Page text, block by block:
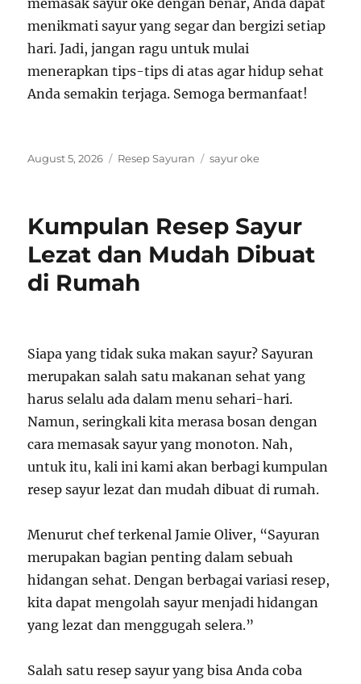
memasak sayur oke dengan benar, Anda dapat
menikmati sayur yang segar dan bergizi setiap
hari. Jadi, jangan ragu untuk mulai
menerapkan tips-tips di atas agar hidup sehat
Anda semakin terjaga. Semoga bermanfaat!
Posted
August 5, 2026 Categories
Resep Sayuran Tags
sayur oke
Kumpulan Resep Sayur
Lezat dan Mudah Dibuat
di Rumah
Siapa yang tidak suka makan sayur? Sayuran
merupakan salah satu makanan sehat yang
harus selalu ada dalam menu sehari-hari.
Namun, seringkali kita merasa bosan dengan
cara memasak sayur yang monoton. Nah,
untuk itu, kali ini kami akan berbagi kumpulan
resep sayur lezat dan mudah dibuat di rumah.
Menurut chef terkenal Jamie Oliver, “Sayuran
merupakan bagian penting dalam sebuah
hidangan sehat. Dengan berbagai variasi resep,
kita dapat mengolah sayur menjadi hidangan
yang lezat dan menggugah selera.”
Salah satu resep sayur yang bisa Anda coba